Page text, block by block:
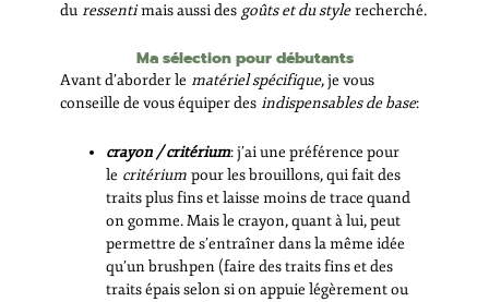
du ressentimais aussi des goûts et du stylerecherché.
Ma sélection pour débutants
Avant d’aborder le matériel spécifique, je vous
conseille de vous équiper des indispensables de base:
crayon / critérium: j’ai une préférence pour
le critérium pour les brouillons, qui fait des
traits plus fins et laisse moins de trace quand
on gomme. Mais le crayon, quant à lui, peut
permettre de s’entraîner dans la même idée
qu’un brushpen (faire des traits fins et des
traits épais selon si on appuie légèrement ou